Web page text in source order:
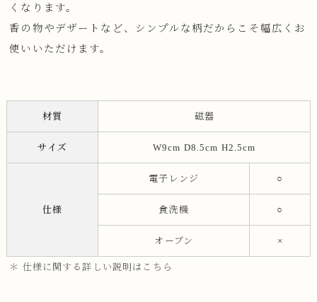
くなります。
香の物やデザートなど、シンプルな柄だからこそ幅広くお
使いいただけます。
材質 磁器
サイズ W9cm D8.5cm H2.5cm
仕様
電子レンジ ○
食洗機 ○
オーブン ×
＊ 仕様に関する詳しい説明はこちら